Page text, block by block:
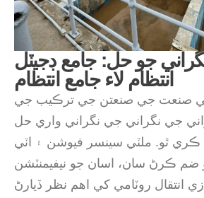
جو حل: جامع ڊجيٽل
انتظام لاء جامع انتظام
جي صنعت جي صنعتن جي ترڪيب جي
جي نگراني جي نگراني واري حل
ٿو. ملٽي سينسر فيوشن ۽ اٽي
ضم ڪرڻ سان، اسان جو نيفيمنٽشن
انتقال روٽامي کي اهم نظر ڏيارڻ